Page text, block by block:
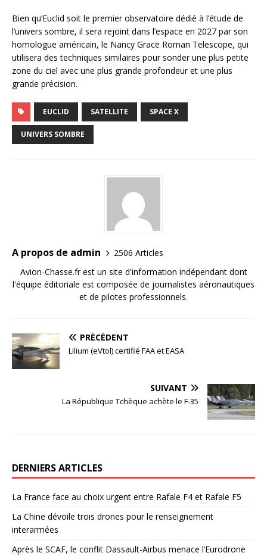
Bien qu’Euclid soit le premier observatoire dédié à l’étude de
l’univers sombre, il sera rejoint dans l’espace en 2027 par son
homologue américain, le Nancy Grace Roman Telescope, qui
utilisera des techniques similaires pour sonder une plus petite
zone du ciel avec une plus grande profondeur et une plus
grande précision.
EUCLID SATELLITE SPACE X
UNIVERS SOMBRE
A propos de admin
2506 Articles
Avion-Chasse.fr est un site d'information indépendant dont
l'équipe éditoriale est composée de journalistes aéronautiques
et de pilotes professionnels.
PRÉCÉDENT
Lilium (eVtol) certifié FAA et EASA
SUIVANT
La République Tchèque achète le F-35
DERNIERS ARTICLES
La France face au choix urgent entre Rafale F4 et Rafale F5
La Chine dévoile trois drones pour le renseignement
interarmées
Après le SCAF, le conflit Dassault-Airbus menace l’Eurodrone